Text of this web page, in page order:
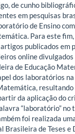
de cunho
em pesquisas
de Ensino
Para este
publicados em
online divulgados
de Educação
dos laboratórios
da aplicação do
“laboratório” no
foi realizada
Brasileira de Teses e